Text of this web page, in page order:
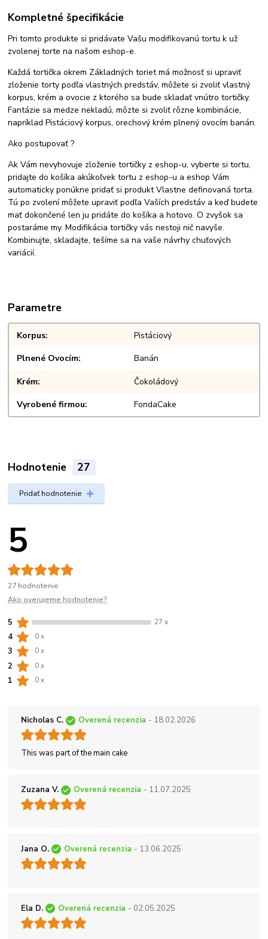
Kompletné špecifikácie
Pri tomto produkte si pridávate Vašu modifikovanú tortu k už
zvolenej torte na našom eshop-e.
Každá tortička okrem Základných toriet má možnosť si upraviť
zloženie torty podľa vlastných predstáv, môžete si zvoliť vlastný
korpus, krém a ovocie z ktorého sa bude skladať vnútro tortičky.
Fantázie sa medze nekladú, môzte si zvoliť rôzne kombinácie,
napríklad Pistáciový korpus, orechový krém plnený ovocím banán.
Ako postupovať ?
Ak Vám nevyhovuje zloženie tortičky z eshop-u, vyberte si tortu,
pridajte do košíka akúkoľvek tortu z eshop-u a eshop Vám
automaticky ponúkne pridať si produkt Vlastne definovaná torta.
Tú po zvolení môžete upraviť podľa Vaších predstáv a keď budete
mať dokončené len ju pridáte do košíka a hotovo. O zvyšok sa
postaráme my. Modifikácia tortičky vás nestoji nič navyše.
Kombinujte, skladajte, tešíme sa na vaše návrhy chuťových
variácií.
Parametre
Korpus Pistáciový
Plnené Ovocím Banán
Krém Čokoládový
Vyrobené firmou FondaCake
Hodnotenie 27
Pridať hodnotenie
5
27 hodnotenie
Ako overujeme hodnotenie?
5 27 x
4 0 x
3 0 x
2 0 x
1 0 x
Nicholas C. Overená recenzia - 18.02.2026
This was part of the main cake
Zuzana V. Overená recenzia - 11.07.2025
Jana O. Overená recenzia - 13.06.2025
Ela D. Overená recenzia - 02.05.2025